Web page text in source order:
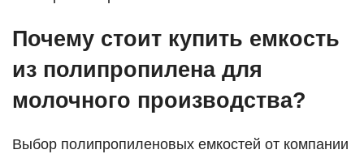
Почему стоит купить емкость
из полипропилена для
молочного производства?
Выбор полипропиленовых емкостей от компании